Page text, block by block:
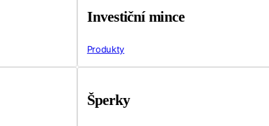
Investiční mince
Produkty
Šperky